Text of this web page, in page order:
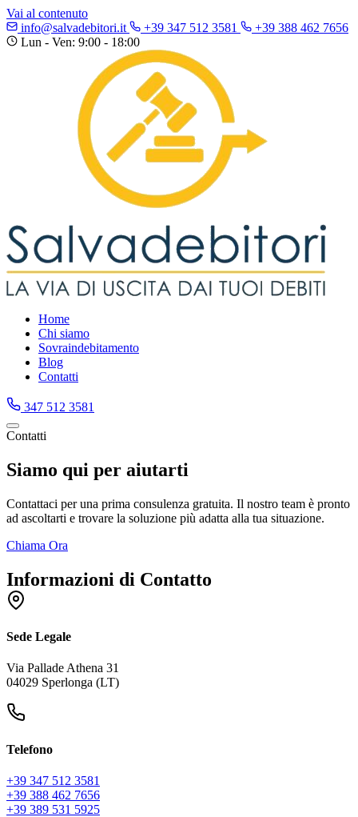
Vai al contenuto
info@salvadebitori.it
+39 347 512 3581
+39 388 462 7656
Lun - Ven: 9:00 - 18:00
Home
Chi siamo
Sovraindebitamento
Blog
Contatti
347 512 3581
Contatti
Siamo qui per aiutarti
Contattaci per una prima consulenza gratuita. Il nostro team è pronto
ad ascoltarti e trovare la soluzione più adatta alla tua situazione.
Chiama Ora
Informazioni di Contatto
Sede Legale
Via Pallade Athena 31
04029 Sperlonga (LT)
Telefono
+39 347 512 3581
+39 388 462 7656
+39 389 531 5925